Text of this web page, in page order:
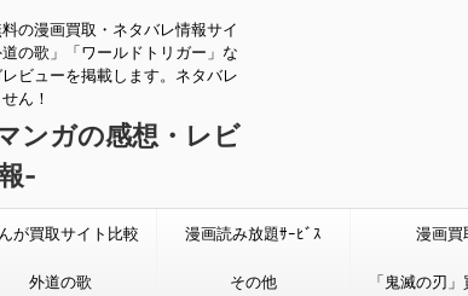
の漫画買取・ネタバレ情報サイ
の歌」「ワールドトリガー」な
ビューを掲載します。ネタバレ
ん！
ンガの感想・レビ
-
が買取サイト比較 漫画読み放題ｻｰﾋﾞｽ 漫画買
外道の歌 その他 「鬼滅の刃